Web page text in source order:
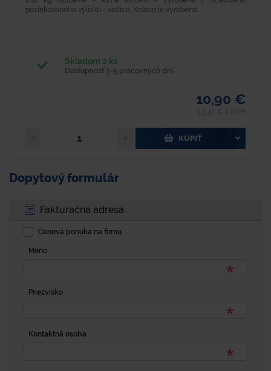
pozinkovaného výlisku - vidlica. Koleso je vyrobené...
Skladom 2 ks
Dostupnosť 3-5 pracovných dní
10,90 €
KÚPIŤ
Dopytový formulár
Fakturačná adresa
Cenová ponuka na firmu
Meno
Priezvisko
Kontaktná osoba